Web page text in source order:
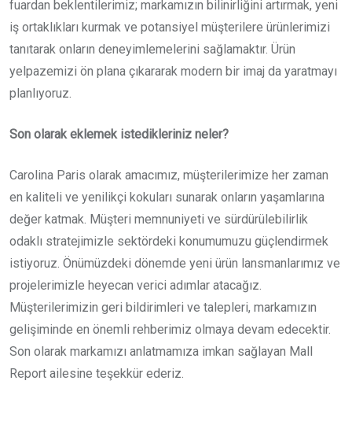
fuardan beklentilerimiz; markamızın bilinirliğini artırmak, yeni
iş ortaklıkları kurmak ve potansiyel müşterilere ürünlerimizi
tanıtarak onların deneyimlemelerini sağlamaktır. Ürün
yelpazemizi ön plana çıkararak modern bir imaj da yaratmayı
planlıyoruz.
Son olarak eklemek istedikleriniz neler?
Carolina Paris olarak amacımız, müşterilerimize her zaman
en kaliteli ve yenilikçi kokuları sunarak onların yaşamlarına
değer katmak. Müşteri memnuniyeti ve sürdürülebilirlik
odaklı stratejimizle sektördeki konumumuzu güçlendirmek
istiyoruz. Önümüzdeki dönemde yeni ürün lansmanlarımız ve
projelerimizle heyecan verici adımlar atacağız.
Müşterilerimizin geri bildirimleri ve talepleri, markamızın
gelişiminde en önemli rehberimiz olmaya devam edecektir.
Son olarak markamızı anlatmamıza imkan sağlayan Mall
Report ailesine teşekkür ederiz.